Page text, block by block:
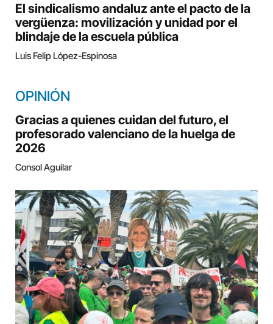
El sindicalismo andaluz ante el pacto de la
vergüenza: movilización y unidad por el
blindaje de la escuela pública
Luis Felip López-Espinosa
OPINIÓN
Gracias a quienes cuidan del futuro, el
profesorado valenciano de la huelga de
2026
Consol Aguilar